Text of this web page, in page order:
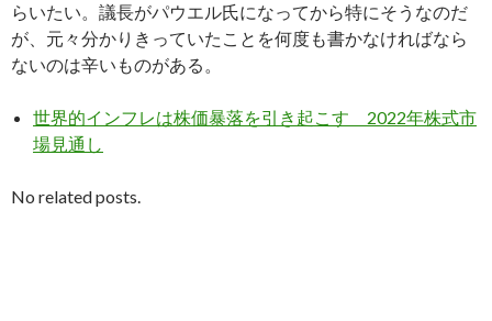
らいたい。議長がパウエル氏になってから特にそうなのだ
が、元々分かりきっていたことを何度も書かなければなら
ないのは辛いものがある。
世界的インフレは株価暴落を引き起こす 2022年株式市
場見通し
No related posts.